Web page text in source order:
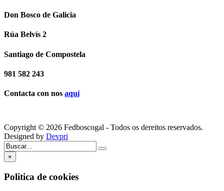
Don Bosco de Galicia
Rúa Belvís 2
Santiago de Compostela
981 582 243
Contacta con nos aquí
Copyright © 2026 Fedboscogal - Todos os dereitos reservados.
Designed by Devpri
×
Politica de cookies